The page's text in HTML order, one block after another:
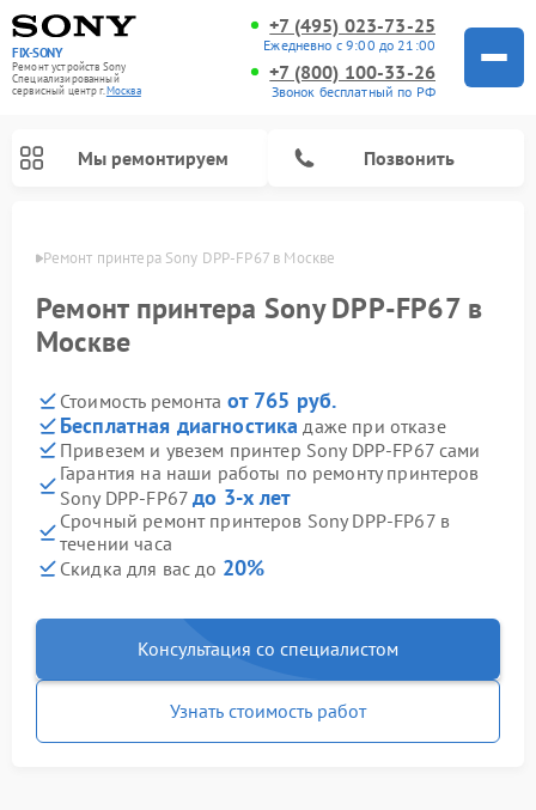
FIX-SONY
Ремонт устройств Sony
Специализированный
cервисный центр г.Москва
+7 (495) 023-73-25
Ежедневно с 9:00 до 21:00
+7 (800) 100-33-26
Звонок бесплатный по РФ
Мы ремонтируем Позвонить
Ремонт принтера Sony DPP-FP67 в Москве
Ремонт принтера Sony DPP-FP67 в
Москве
Стоимость ремонта от 765 руб.
Бесплатная диагностика даже при отказе
Привезем и увезем принтер Sony DPP-FP67 сами
Гарантия на наши работы по ремонту принтеров
Sony DPP-FP67до 3-х лет
Срочный ремонт принтеров Sony DPP-FP67 в
течении часа
Скидка для вас до 20%
Консультация со специалистом
Узнать стоимость работ